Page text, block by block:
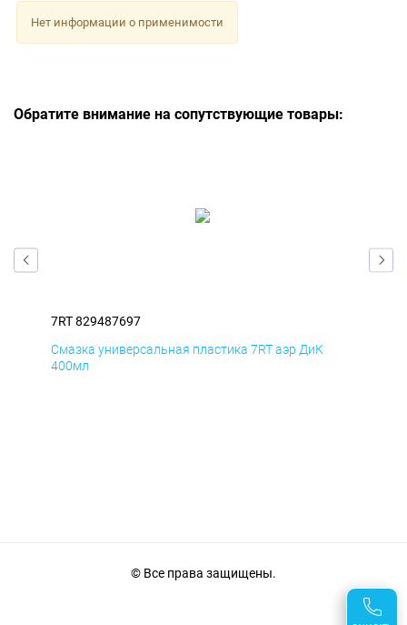
Нет информации о применимости
Обратите внимание на сопутствующие товары:
7RT 829487697
Смазка универсальная пластика 7RT аэр ДиК
400мл
© Все права защищены.